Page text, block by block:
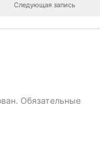
Следующая запись
Обязательные